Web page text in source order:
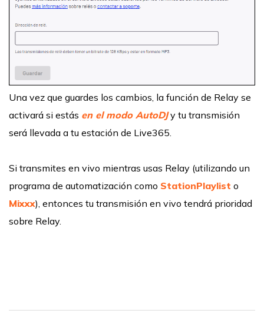
Una vez que guardes los cambios, la función de Relay se
activará si estás en el modo AutoDJy tu transmisión
será llevada a tu estación de Live365.
Si transmites en vivo mientras usas Relay (utilizando un
programa de automatización como StationPlaylist o
Mixxx), entonces tu transmisión en vivo tendrá prioridad
sobre Relay.